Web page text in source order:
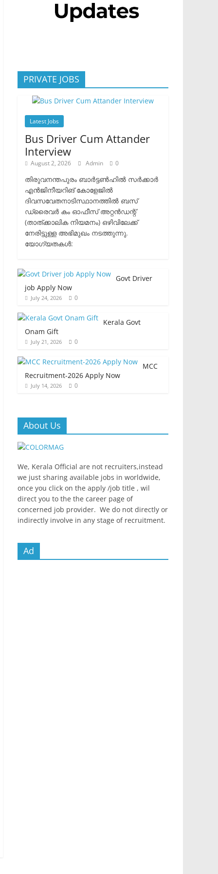
PRIVATE JOBS
Latest Jobs
Bus Driver Cum Attander
Interview
August 2, 2026 Admin 0
തിരുവനന്തപുരം ബാർട്ടൺഹിൽ സർക്കാർ
എൻജിനീയറിങ് കോളേജിൽ
ദിവസവേതനാടിസ്ഥാനത്തിൽ ബസ്
ഡ്രൈവർ കം ഓഫീസ് അറ്റൻഡന്റ്
(താത്ക്കാലിക നിയമനം) ഒഴിവിലേക്ക്
നേരിട്ടുള്ള അഭിമുഖം നടത്തുന്നു.​
യോഗ്യതകൾ:
Govt Driver
job Apply Now
July 24, 2026 0
Kerala Govt
Onam Gift
July 21, 2026 0
MCC
Recruitment-2026 Apply Now
July 14, 2026 0
About Us
We, Kerala Official are not recruiters,instead
we just sharing available jobs in worldwide,
once you click on the apply /job title , wil
direct you to the the career page of
concerned job provider. We do not directly or
indirectly involve in any stage of recruitment.
Ad